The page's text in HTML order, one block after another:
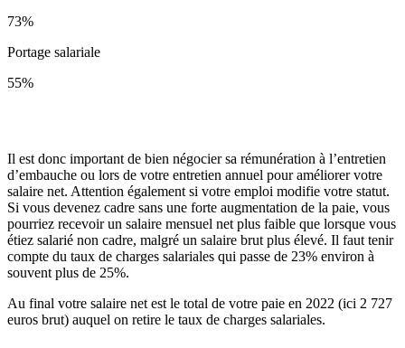
73%
Portage salariale
55%
Il est donc important de bien négocier sa rémunération à l’entretien
d’embauche ou lors de votre entretien annuel pour améliorer votre
salaire net. Attention également si votre emploi modifie votre statut.
Si vous devenez cadre sans une forte augmentation de la paie, vous
pourriez recevoir un salaire mensuel net plus faible que lorsque vous
étiez salarié non cadre, malgré un salaire brut plus élevé. Il faut tenir
compte du taux de charges salariales qui passe de 23% environ à
souvent plus de 25%.
Au final votre salaire net est le total de votre paie en 2022 (ici 2 727
euros brut) auquel on retire le taux de charges salariales.